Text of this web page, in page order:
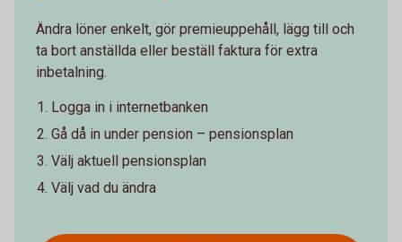
Ändra löner enkelt, gör premieuppehåll, lägg till och
ta bort anställda eller beställ faktura för extra
inbetalning.
Logga in i internetbanken
Gå då in under pension – pensionsplan
Välj aktuell pensionsplan
Välj vad du ändra